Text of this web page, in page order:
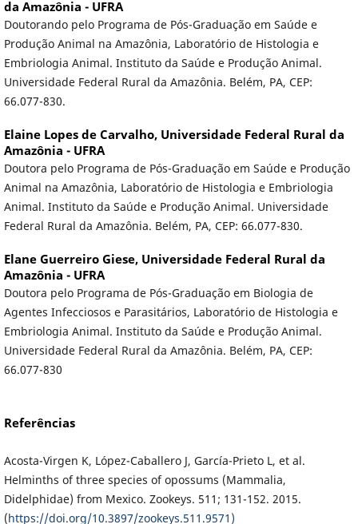
da Amazônia - UFRA
Doutorando pelo Programa de Pós-Graduação em Saúde e
Produção Animal na Amazônia, Laboratório de Histologia e
Embriologia Animal. Instituto da Saúde e Produção Animal.
Universidade Federal Rural da Amazônia. Belém, PA, CEP:
66.077-830.
Elaine Lopes de Carvalho, Universidade Federal Rural da
Amazônia - UFRA
Doutora pelo Programa de Pós-Graduação em Saúde e Produção
Animal na Amazônia, Laboratório de Histologia e Embriologia
Animal. Instituto da Saúde e Produção Animal. Universidade
Federal Rural da Amazônia. Belém, PA, CEP: 66.077-830.
Elane Guerreiro Giese, Universidade Federal Rural da
Amazônia - UFRA
Doutora pelo Programa de Pós-Graduação em Biologia de
Agentes Infecciosos e Parasitários, Laboratório de Histologia e
Embriologia Animal. Instituto da Saúde e Produção Animal.
Universidade Federal Rural da Amazônia. Belém, PA, CEP:
66.077-830
Referências
Acosta-Virgen K, López-Caballero J, García-Prieto L, et al.
Helminths of three species of opossums (Mammalia,
Didelphidae) from Mexico. Zookeys. 511; 131-152. 2015.
(https://doi.org/10.3897/zookeys.511.9571)